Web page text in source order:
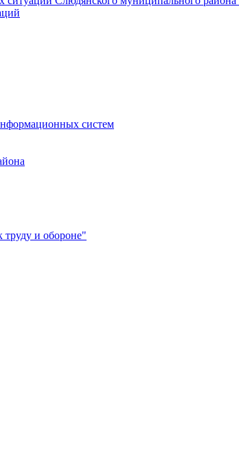
систем
труду и обороне"